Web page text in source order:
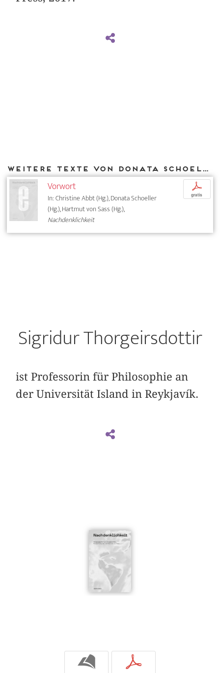
Weitere Texte von Donata Schoeller bei DIAPHANES
Vorwort
In: Christine Abbt (Hg.), Donata Schoeller
(Hg.), Hartmut von Sass (Hg.),
Nachdenklichkeit
p
gratis
Sigridur Thorgeirsdottir
ist Professorin für Philosophie an
der Universität Island in Reykjavík.
b p